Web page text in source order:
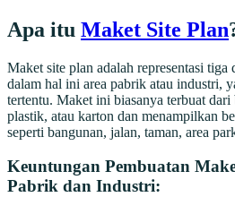
Apa itu Maket Site Plan
Maket site plan adalah representasi tiga
dalam hal ini area pabrik atau industri,
tertentu. Maket ini biasanya terbuat dari
plastik, atau karton dan menampilkan
seperti bangunan, jalan, taman, area
Keuntungan Pembuatan
Pabrik dan Industri: